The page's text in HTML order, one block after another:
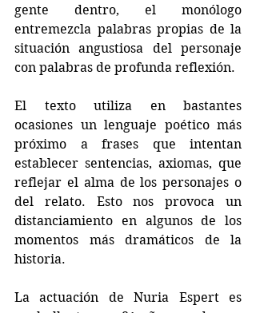
gente dentro, el monólogo
entremezcla palabras propias de la
situación angustiosa del personaje
con palabras de profunda reflexión.
El texto utiliza en bastantes
ocasiones un lenguaje poético más
próximo a frases que intentan
establecer sentencias, axiomas, que
reflejar el alma de los personajes o
del relato. Esto nos provoca un
distanciamiento en algunos de los
momentos más dramáticos de la
historia.
La actuación de Nuria Espert es